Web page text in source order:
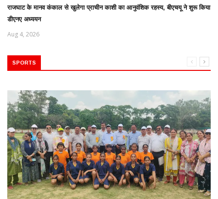
राजघाट के मानव कंकाल से खुलेगा प्राचीन काशी का आनुवंशिक रहस्य, बीएचयू ने शुरू किया
डीएनए अध्ययन
Aug 4, 2026
SPORTS